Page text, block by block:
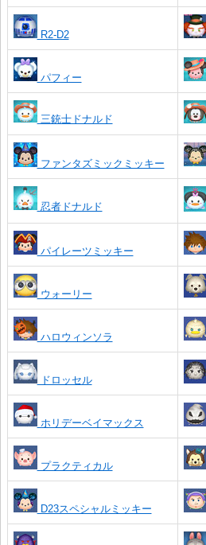
R2-D2
パフィー
三銃士ドナルド
ファンタズミックミッキー
忍者ドナルド
パイレーツミッキー
ウォーリー
ハロウィンソラ
ドロッセル
ホリデーベイマックス
プラクティカル
D23スペシャルミッキー